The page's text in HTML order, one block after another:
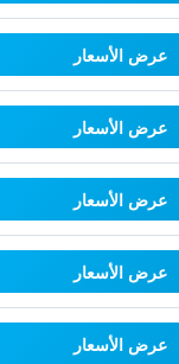
عرض الأسعار
عرض الأسعار
عرض الأسعار
عرض الأسعار
عرض الأسعار